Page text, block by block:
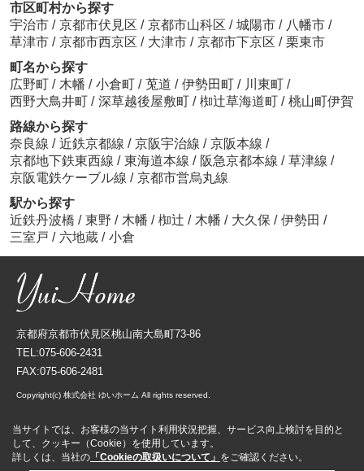
市区町村から探す
宇治市 / 京都市伏見区 / 京都市山科区 / 城陽市 / 八幡市 /
草津市 / 京都市西京区 / 大津市 / 京都市下京区 / 栗東市
町名から探す
広野町 / 木幡 / 小倉町 / 莵道 / 伊勢田町 / 川東町 /
西野大鳥井町 / 深草越後屋敷町 / 椥辻草海道町 / 桃山町伊賀
路線から探す
奈良線 / 近鉄京都線 / 京阪宇治線 / 京阪本線 /
京都地下鉄東西線 / 東海道本線 / 阪急京都本線 / 草津線 /
京阪電鉄ケーブル線 / 京都市営烏丸線
駅から探す
近鉄丹波橋 / 東野 / 木幡 / 椥辻 / 木幡 / 大久保 / 伊勢田 /
三室戸 / 六地蔵 / 小倉
京都府京都市伏見区桃山南大島町73-86
TEL:075-606-2431
FAX:075-606-2481
Copyright(c) 株式会社 ゆいホーム All rights reserved.
当サイトでは、お客様の当サイト利用状況把握、サービス向上検討を目的と
して、クッキー（Cookie）を使用しています。
詳しくは、当社の 「Cookieの取扱いについて」 をご確認ください。